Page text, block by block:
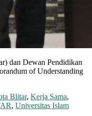
dan Dewan Pendidikan
of Understanding
Blitar, Kerja Sama,
, Universitas Islam